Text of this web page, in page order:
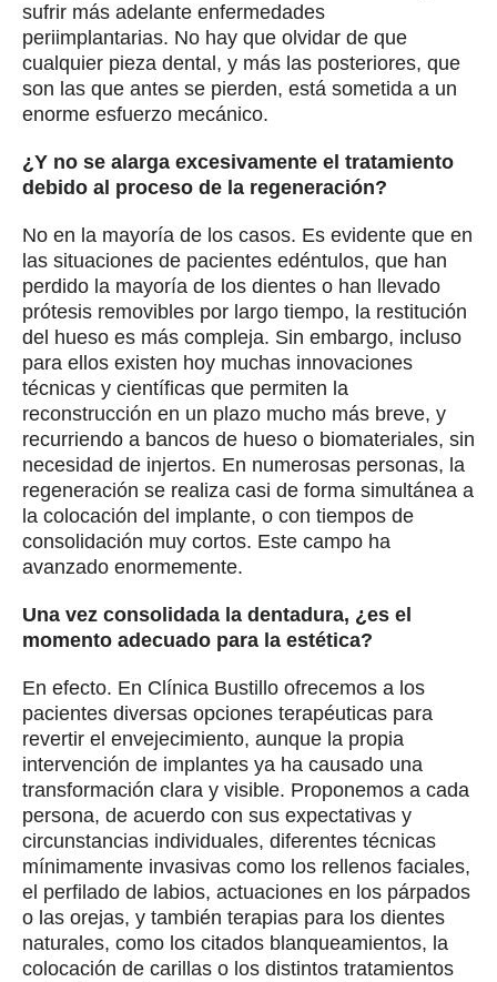
sufrir más adelante enfermedades
periimplantarias. No hay que olvidar de que
cualquier pieza dental, y más las posteriores, que
son las que antes se pierden, está sometida a un
enorme esfuerzo mecánico.
¿Y no se alarga excesivamente el tratamiento
debido al proceso de la regeneración?
No en la mayoría de los casos. Es evidente que en
las situaciones de pacientes edéntulos, que han
perdido la mayoría de los dientes o han llevado
prótesis removibles por largo tiempo, la restitución
del hueso es más compleja. Sin embargo, incluso
para ellos existen hoy muchas innovaciones
técnicas y científicas que permiten la
reconstrucción en un plazo mucho más breve, y
recurriendo a bancos de hueso o biomateriales, sin
necesidad de injertos. En numerosas personas, la
regeneración se realiza casi de forma simultánea a
la colocación del implante, o con tiempos de
consolidación muy cortos. Este campo ha
avanzado enormemente.
Una vez consolidada la dentadura, ¿es el
momento adecuado para la estética?
En efecto. En Clínica Bustillo ofrecemos a los
pacientes diversas opciones terapéuticas para
revertir el envejecimiento, aunque la propia
intervención de implantes ya ha causado una
transformación clara y visible. Proponemos a cada
persona, de acuerdo con sus expectativas y
circunstancias individuales, diferentes técnicas
mínimamente invasivas como los rellenos faciales,
el perfilado de labios, actuaciones en los párpados
o las orejas, y también terapias para los dientes
naturales, como los citados blanqueamientos, la
colocación de carillas o los distintos tratamientos